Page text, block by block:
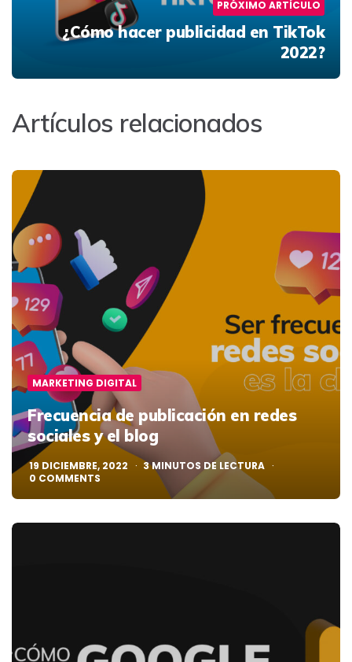
PRÓXIMO ARTÍCULO
¿Cómo hacer publicidad en TikTok
2022?
Artículos relacionados
MARKETING DIGITAL
Frecuencia de publicación en redes
sociales y el blog
19 DICIEMBRE, 2022 3MINUTOS DE LECTURA
0 COMMENTS